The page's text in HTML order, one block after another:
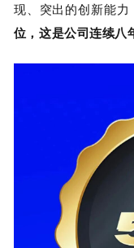
现、突出的创新能力
位，这是公司连续八